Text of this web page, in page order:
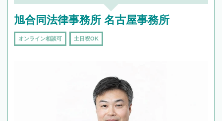
旭合同法律事務所 名古屋事務所
オンライン相談可 土日祝OK